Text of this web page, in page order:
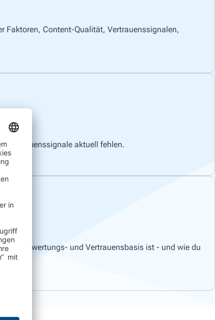
Faktoren, Content-Qualität, Vertrauenssignalen,
Vertrauenssignale aktuell fehlen.
Bewertungs- und Vertrauensbasis ist - und wie du